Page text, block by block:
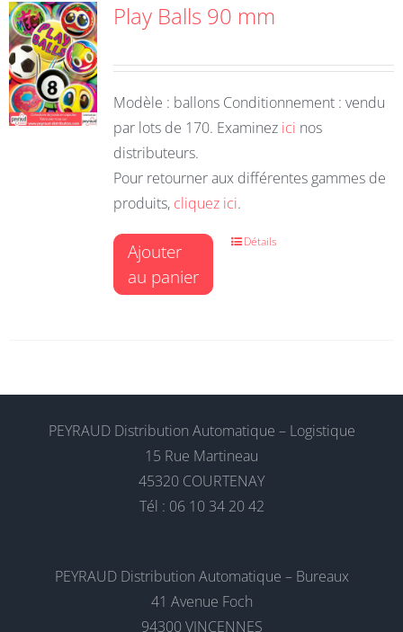
Play Balls 90 mm
Modèle : ballons Conditionnement : vendu
par lots de 170. Examinez ici nos
distributeurs.
Pour retourner aux différentes gammes de
produits, cliquez ici.
Ajouter
au panier
Détails
PEYRAUD Distribution Automatique – Logistique
15 Rue Martineau
45320 COURTENAY
Tél : 06 10 34 20 42
PEYRAUD Distribution Automatique – Bureaux
41 Avenue Foch
94300 VINCENNES